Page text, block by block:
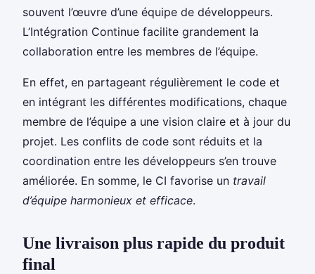
souvent l’œuvre d’une équipe de développeurs.
L’Intégration Continue facilite grandement la
collaboration entre les membres de l’équipe.
En effet, en partageant régulièrement le code et
en intégrant les différentes modifications, chaque
membre de l’équipe a une vision claire et à jour du
projet. Les conflits de code sont réduits et la
coordination entre les développeurs s’en trouve
améliorée. En somme, le CI favorise un travail
d’équipe harmonieux et efficace.
Une livraison plus rapide du produit
final